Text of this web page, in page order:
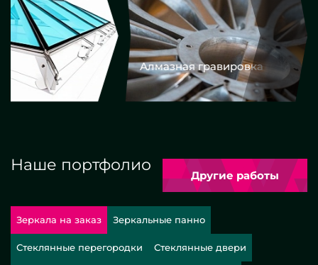
Алмазная гравировка
Наше портфолио
Другие работы
Зеркала на заказ Зеркальные панно
Стеклянные перегородки Стеклянные двери